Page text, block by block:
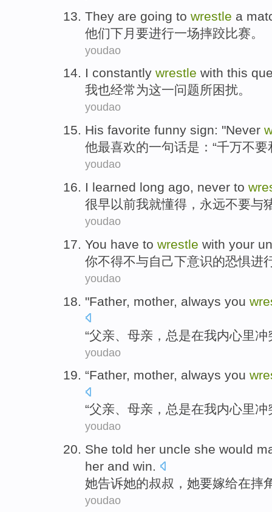
They are going to wrestle a
他们下月 要进行一场摔跤比赛 。
youdao
I constantly wrestle with this
我也经常为这一问题所困扰。
youdao
His favorite funny sign: "Never
他最喜欢的一句话是：“千万不要
youdao
I learned long ago, never to
很早以前我就懂得 ， 永远不要与
youdao
You have to wrestle with your
你不得不与自己下意识的恐惧进
youdao
"Father, mother, always you
“父亲 母亲 ， 总是在我内心里冲
youdao
“Father, mother, always you
“父亲、 母亲 ， 总是在我内心里冲
youdao
She told her uncle she would
her and win.
她告诉她的叔叔 ，她要嫁给在摔
youdao